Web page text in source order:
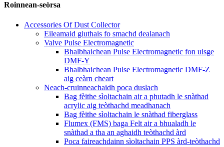
Roinnean-seòrsa
Accessories Of Dust Collector
Eileamaid giuthais fo smachd dealanach
Valve Pulse Electromagnetic
Bhalbhaichean Pulse Electromagnetic fon uisge
DMF-Y
Bhalbhaichean Pulse Electromagnetic DMF-Z
aig ceàrn cheart
Neach-cruinneachaidh poca duslach
Bag fèithe sìoltachain air a phutadh le snàthad
acrylic aig teòthachd meadhanach
Bag fèithe sìoltachain le snàthad fiberglass
Flumex (FMS) baga Felt air a bhualadh le
snàthad a tha an aghaidh teòthachd àrd
Poca faireachdainn sìoltachain PPS àrd-teòthachd